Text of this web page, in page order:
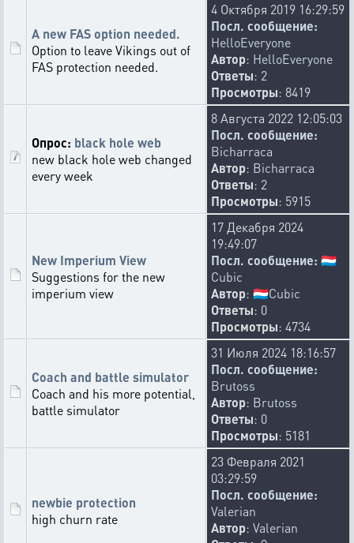
A new FAS option needed.
Option to leave Vikings out of
FAS protection needed.
4 Октября 2019 16:29:59
Посл. сообщение:
HelloEveryone
Автор: HelloEveryone
Ответы: 2
Просмотры: 8419
Опрос: black hole web
new black hole web changed
every week
8 Августа 2022 12:05:03
Посл. сообщение:
Bicharraca
Автор: Bicharraca
Ответы: 2
Просмотры: 5915
New Imperium View
Suggestions for the new
imperium view
17 Декабря 2024
19:49:07
Посл. сообщение: 🇱🇺
Cubic
Автор: 🇱🇺Cubic
Ответы: 0
Просмотры: 4734
Coach and battle simulator
Coach and his more potential,
battle simulator
31 Июля 2024 18:16:57
Посл. сообщение:
Brutoss
Автор: Brutoss
Ответы: 0
Просмотры: 5181
newbie protection
high churn rate
23 Февраля 2021
03:29:59
Посл. сообщение:
Valerian
Автор: Valerian